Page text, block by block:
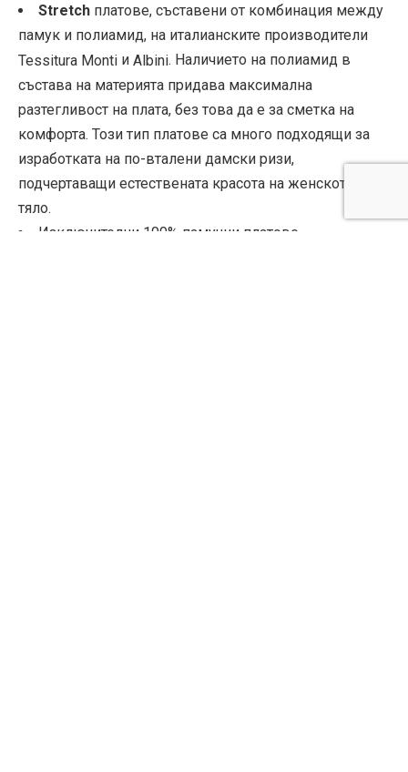
Stretch платове, съставени от комбинация между
памук и полиамид, на италианските производители
Tessitura Monti и Albini. Наличието на полиамид в
състава на материята придава максимална
разтегливост на плата, без това да е за сметка на
комфорта. Този тип платове са много подходящи за
изработката на по-вталени дамски ризи,
подчертаващи естествената красота на женското
тяло.
Изключителни 100% памучни платове,